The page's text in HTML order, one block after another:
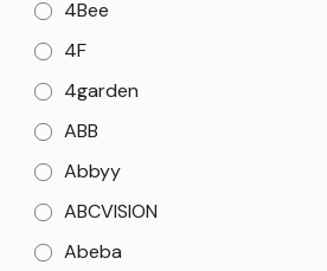
4Bee
4F
4garden
ABB
Abbyy
ABCVISION
Abeba